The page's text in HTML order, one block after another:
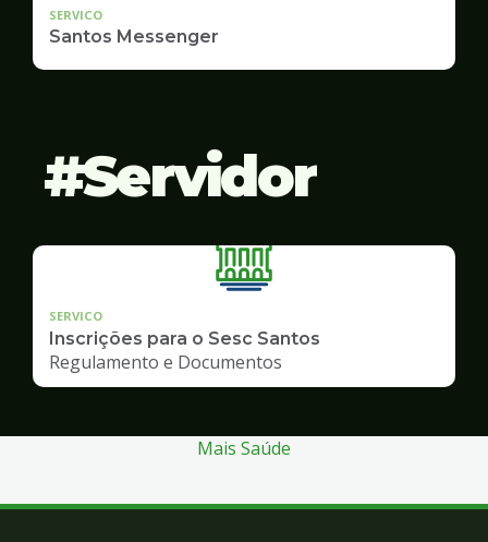
SERVICO
Santos Messenger
Servidor
SERVICO
Inscrições para o Sesc Santos
Regulamento e Documentos
Mais Saúde